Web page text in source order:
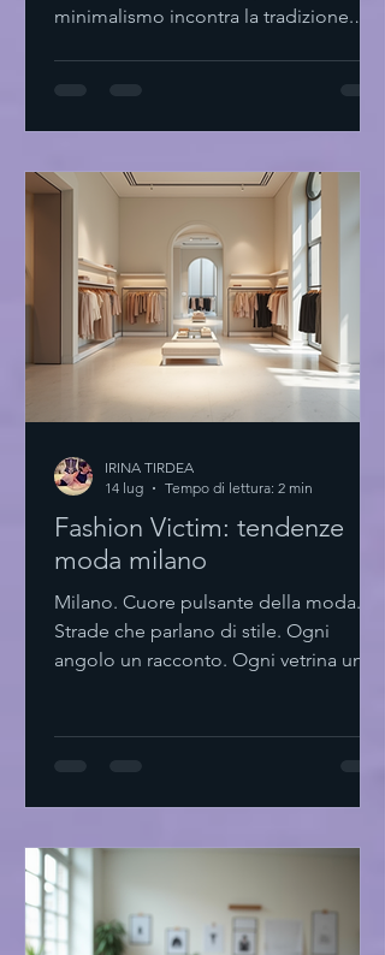
minimalismo incontra la tradizione.
Non solo lago e montagne. Ma un
Il design italiano contemporaneo qui
si fa sentire. Non urla. Sussurra. Linee
pulite. Materiali naturali. Funzionalità
senza fronzoli. Un equilibrio tra
passato e futu
Fashion Victim: tendenze
moda milano
Milano. Cuore pulsante della moda.
Strade che parlano di stile. Ogni
angolo un racconto. Ogni vetrina un
innovazione Minimalismo. Linee pulite.
La città si muove tra tradizione e
futuro. Materiali sostenibili. Tagli
geometrici. Accessori che parlano da
soli. Milano insegna a scegl
IRINA TIRDEA
14 lug
Tempo di lettura: 2 min